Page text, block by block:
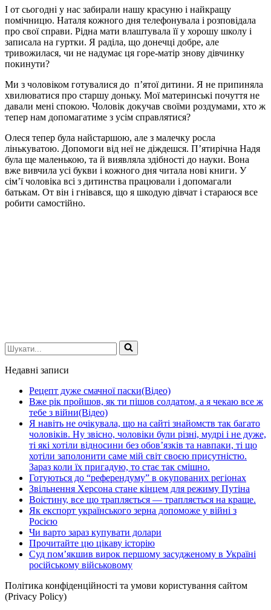
І от сьогодні у нас забирали нашу красуню і найкращу
помічницю. Наталя кожного дня телефонувала і розповідала
про свої справи. Рідна мати влаштувала її у хорошу школу і
записала на гуртки. Я раділа, що донечці добре, але
тривожилася, чи не надумає ця горе-матір знову дівчинку
покинути?
Ми з чоловіком готувалися до п’ятої дитини. Я не припиняла
хвилюватися про старшу доньку. Мої материнські почуття не
давали мені спокою. Чоловік докучав своїми роздумами, хто ж
тепер нам допомагатиме з усім справлятися?
Олеся тепер була найстаршою, але з малечку росла
лінькуватою. Допомоги від неї не діждешся. П’ятирічна Надя
була ще маленькою, та й виявляла здібності до науки. Вона
вже вивчила усі букви і кожного дня читала нові книги. У
сім’ї чоловіка всі з дитинства працювали і допомагали
батькам. От він і гнівався, що я шкодую дівчат і стараюся все
робити самостійно.
Шукати...
Недавні записи
Рецепт дуже смачної паски(Відео)
Вже рік пройшов, як ти пішов солдатом, а я чекаю все ж
тебе з війни(Відео)
Я навіть не очікувала, що на сайті знайомств так багато
чоловіків. Ну звісно, чоловіки були різні, мудрі і не дуже,
ті які хотіли відносини без обов’язків та навпаки, ті що
хотіли заполонити саме мій світ своєю присутністю.
Зараз коли їх пригадую, то стає так смішно.
Готуються до “референдуму” в окупованих регіонах
Звільнення Херсона стане кінцем для режиму Путіна
Воістину, все що трапляється — трапляється на краще.
Як експорт українського зерна допоможе у війні з
Росією
Чи варто зараз купувати долари
Прочитайте цю цікаву історію
Суд пом’якшив вирок першому засудженому в Україні
російському військовому
Політика конфіденційності та умови користування сайтом
(Privacy Policy)